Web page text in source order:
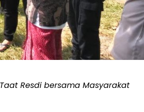
Resdi bersama Masyarakat